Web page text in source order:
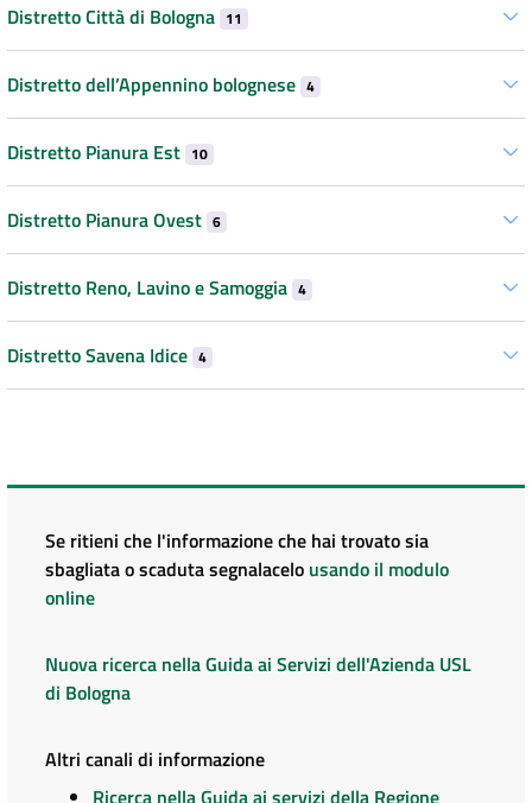
Distretto Città di Bologna 11
Distretto dell’Appennino bolognese 4
Distretto Pianura Est 10
Distretto Pianura Ovest 6
Distretto Reno, Lavino e Samoggia 4
Distretto Savena Idice 4
Se ritieni che l'informazione che hai trovato sia
sbagliata o scaduta segnalacelo usando il modulo
online
Nuova ricerca nella Guida ai Servizi dell'Azienda USL
di Bologna
Altri canali di informazione
Ricerca nella Guida ai servizi della Regione